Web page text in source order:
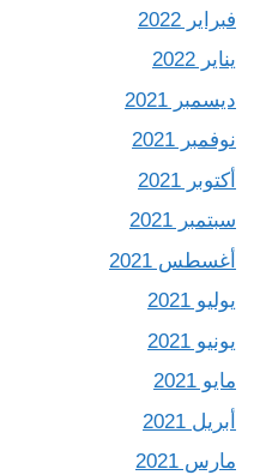
فبراير 2022
يناير 2022
ديسمبر 2021
نوفمبر 2021
أكتوبر 2021
سبتمبر 2021
أغسطس 2021
يوليو 2021
يونيو 2021
مايو 2021
أبريل 2021
مارس 2021